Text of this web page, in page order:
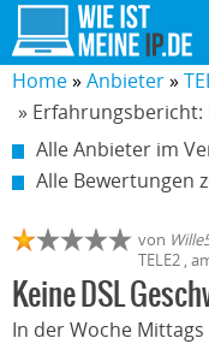
Home Anbieter
» Erfahrungsbericht:
Alle Anbieter im
Alle Bewertungen
von
TELE2 ,
Keine DSL
In der Woche